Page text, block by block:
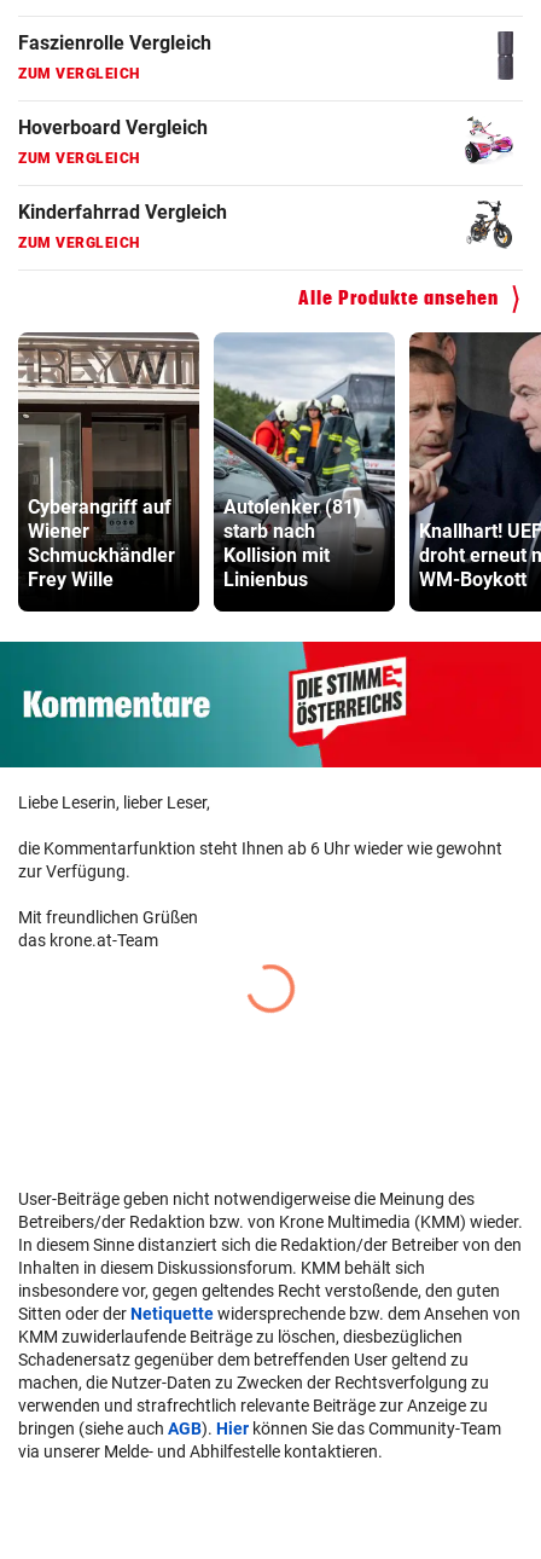
Faszienrolle Vergleich
ZUM VERGLEICH
Hoverboard Vergleich
ZUM VERGLEICH
Kinderfahrrad Vergleich
ZUM VERGLEICH
Alle Produkte ansehen
Cyberangriff auf
Wiener
Schmuckhändler
Frey Wille
Autolenker (81)
starb nach
Kollision mit
Linienbus
Knallhart!
droht erneut
WM-Boykott
Liebe Leserin, lieber Leser,
die Kommentarfunktion steht Ihnen ab 6 Uhr wieder wie gewohnt
zur Verfügung.
Mit freundlichen Grüßen
das krone.at-Team
User-Beiträge geben nicht notwendigerweise die Meinung des
Betreibers/der Redaktion bzw. von Krone Multimedia (KMM) wieder.
In diesem Sinne distanziert sich die Redaktion/der Betreiber von den
Inhalten in diesem Diskussionsforum. KMM behält sich
insbesondere vor, gegen geltendes Recht verstoßende, den guten
Sitten oder derNetiquettewidersprechende bzw. dem Ansehen von
KMM zuwiderlaufende Beiträge zu löschen, diesbezüglichen
Schadenersatz gegenüber dem betreffenden User geltend zu
machen, die Nutzer-Daten zu Zwecken der Rechtsverfolgung zu
verwenden und strafrechtlich relevante Beiträge zur Anzeige zu
bringen (siehe auch AGB). Hier können Sie das Community-Team
via unserer Melde- und Abhilfestelle kontaktieren.